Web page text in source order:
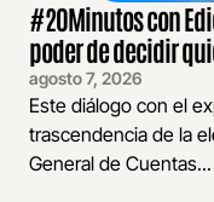
#20Minutos con
poder de decidir
agosto 7, 2026
Este diálogo con el
trascendencia de la
General de Cuentas...